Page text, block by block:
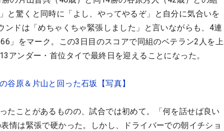
と驚くと同時に「よし、やってやるぞ」と自分に気合いを
ンドは「めちゃくちゃ緊張しました」と言いながらも、4連
」をマーク。この3日目のスコアで同組のベテラン2人を上
アンダー・首位タイで最終日を迎えることになった。
原＆片山と回った石坂【写真】
たことがあるものの、試合では初めて。「何を話せば良い
情は緊張で硬かった。しかし、ドライバーでの朝イチショ